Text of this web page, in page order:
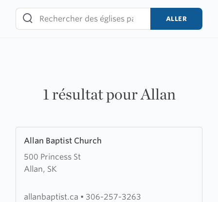
content
ALLER
1 résultat pour Allan
Allan Baptist Church
500 Princess St
Allan, SK
more
about
Allan
Church
allanbaptist.ca • 306-257-3263